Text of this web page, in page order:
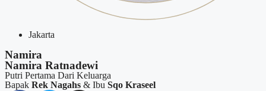
Jakarta
Namira​
Namira​ Ratnadewi
Putri Pertama Dari Keluarga
Bapak Rek Nagahs & Ibu Sqo Kraseel